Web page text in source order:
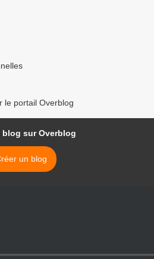
le portail Overblog
blog sur Overblog
un blog